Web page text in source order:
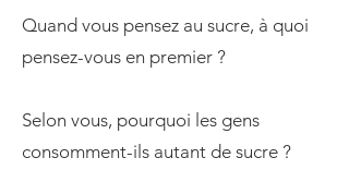
Quand vous pensez au sucre, à quoi
pensez-vous en premier ?
Selon vous, pourquoi les gens
consomment-ils autant de sucre ?